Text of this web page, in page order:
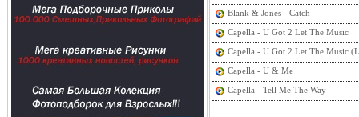
Blank & Jones - Catch
Capella - U Got 2 Let The Music
Capella - U Got 2 Let The Music
Capella - U & Me
Capella - Tell Me The Way